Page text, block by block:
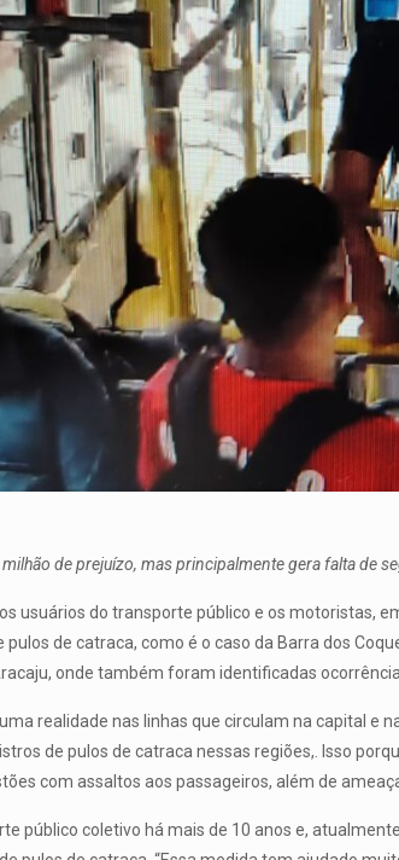
de prejuízo, mas principalmente gera falta de
usuários do transporte público e os motoristas,
de catraca, como é o caso da Barra dos
onde também foram identificadas
realidade nas linhas que circulam na capital
de pulos de catraca nessas regiões,. Isso
com assaltos aos passageiros, além de
público coletivo há mais de 10 anos e,